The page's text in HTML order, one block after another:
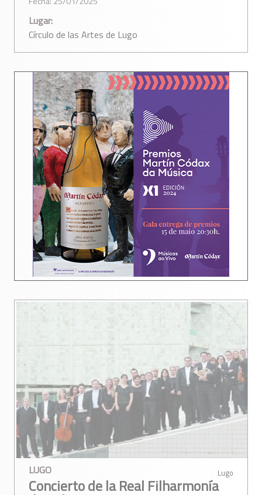
Lugar:
Círculo de las Artes de Lugo
Lugo
LUGO
Concierto de la Real Filharmonía